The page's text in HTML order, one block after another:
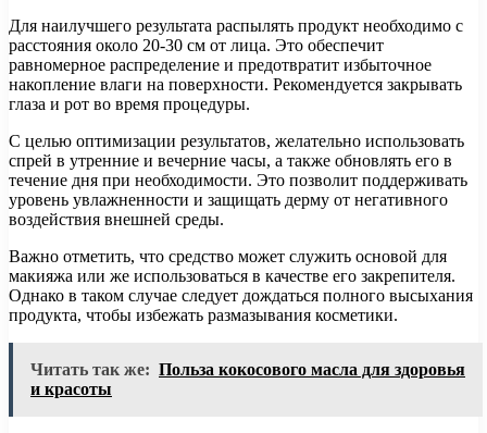
Для наилучшего результата распылять продукт необходимо с
расстояния около 20-30 см от лица. Это обеспечит
равномерное распределение и предотвратит избыточное
накопление влаги на поверхности. Рекомендуется закрывать
глаза и рот во время процедуры.
С целью оптимизации результатов, желательно использовать
спрей в утренние и вечерние часы, а также обновлять его в
течение дня при необходимости. Это позволит поддерживать
уровень увлажненности и защищать дерму от негативного
воздействия внешней среды.
Важно отметить, что средство может служить основой для
макияжа или же использоваться в качестве его закрепителя.
Однако в таком случае следует дождаться полного высыхания
продукта, чтобы избежать размазывания косметики.
Читать так же: Польза кокосового масла для здоровья
и красоты